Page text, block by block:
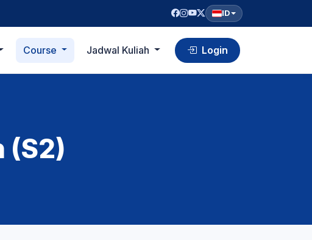
ID
Course Jadwal Kuliah Login
(S2)